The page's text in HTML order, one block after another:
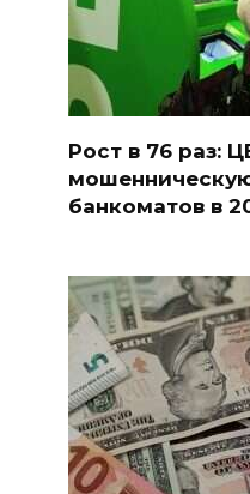
Рост в 76 раз:
банкоматов в